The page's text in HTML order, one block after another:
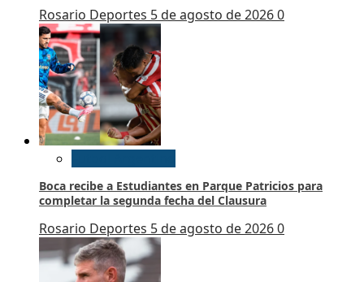
Rosario Deportes 5 de agosto de 20260
Boca recibe a Estudiantes en Parque Patricios para
completar la segunda fecha del Clausura
Rosario Deportes 5 de agosto de 20260